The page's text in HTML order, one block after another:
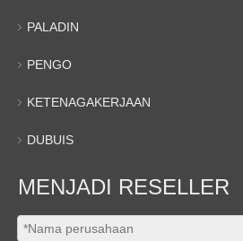
PALADIN
PENGO
KETENAGAKERJAAN
DUBUIS
MENJADI RESELLER